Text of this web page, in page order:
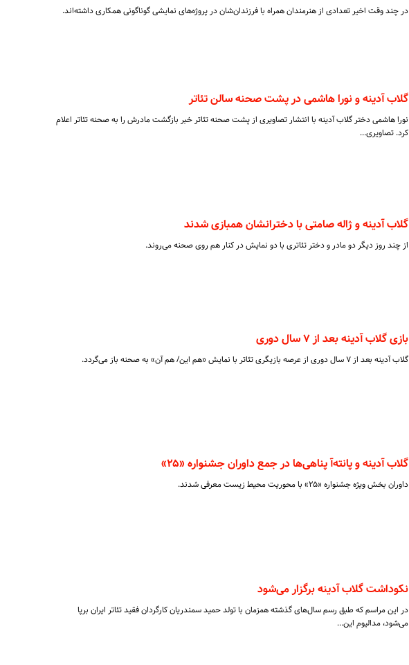
در چند وقت اخیر تعدادی از هنرمندان همراه با فرزندان‌شان در پروژه‌های نمایشی گوناگونی همکاری داشته‌اند.
گلاب آدینه و نورا هاشمی در پشت صحنه سالن تئاتر
نورا هاشمی دختر گلاب آدینه با انتشار تصاویری از پشت صحنه تئاتر خبر بازگشت مادرش را به صحنه تئاتر اعلام
کرد. تصاویری…
گلاب آدینه و ژاله صامتی با دخترانشان همبازی شدند
از چند روز دیگر دو مادر و دختر تئاتری با دو نمایش در کنار هم روی صحنه می‌روند.
بازی گلاب آدینه بعد از ۷ سال دوری
گلاب آدینه بعد از ۷ سال دوری از عرصه بازیگری تئاتر با نمایش «هم این/ هم آن» به صحنه باز می‌گردد.
گلاب آدینه و پانته‌آ پناهی‌ها در جمع داوران جشنواره «۲۵»
داوران بخش ویژه جشنواره «۲۵» با محوریت محیط زیست معرفی شدند.
نکوداشت گلاب آدینه برگزار می‌شود
در این مراسم که طبق رسم سال‌های گذشته همزمان با تولد حمید سمندریان کارگردان فقید تئاتر ایران برپا
می‌شود، مدالیوم این…